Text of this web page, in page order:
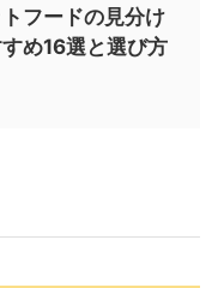
フードの見分け
め16選と選び方